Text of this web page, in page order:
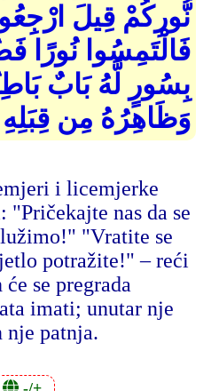
نُّورِكُمْ قِيلَ
فَالْتَمِسُوا نُورًا
بِسُورٍ لَّهُ بَابٌ
وَظَاهِرُهُ مِن قِبَلِهِ
i licemjerke
nas da se
"Vratite se
potražite!" – reći
se pregrada
imati; unutar nje
nje patnja.